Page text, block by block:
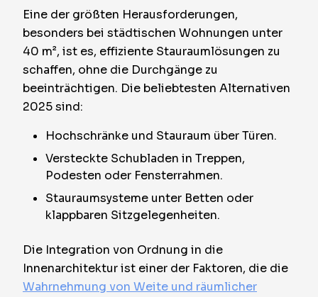
Eine der größten Herausforderungen,
besonders bei städtischen Wohnungen unter
40 m², ist es, effiziente Stauraumlösungen zu
schaffen, ohne die Durchgänge zu
beeinträchtigen. Die beliebtesten Alternativen
2025 sind:
Hochschränke und Stauraum über Türen.
Versteckte Schubladen in Treppen,
Podesten oder Fensterrahmen.
Stauraumsysteme unter Betten oder
klappbaren Sitzgelegenheiten.
Die Integration von Ordnung in die
Innenarchitektur ist einer der Faktoren, die die
Wahrnehmung von Weite und räumlicher